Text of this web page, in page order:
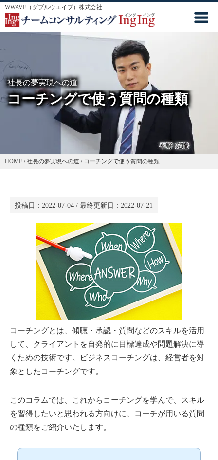
WWAVE（ダブルウエイブ）株式会社
社長の夢実現への道
コーチングで使う質問の種類
HOME /社長の夢実現への道 / コーチングで使う質問の種類
投稿日： 2022-07-04 / 最終更新日： 2022-07-21
コーチングとは、傾聴・承認・質問などのスキルを活用
して、クライアントを自発的に目標達成や問題解決に導
くための技術です。ビジネスコーチングは、経営者を対
象としたコーチングです。
このコラムでは、これからコーチングを学んで、スキル
を習得したいと思われる方向けに、コーチが用いる質問
の種類をご紹介いたします。